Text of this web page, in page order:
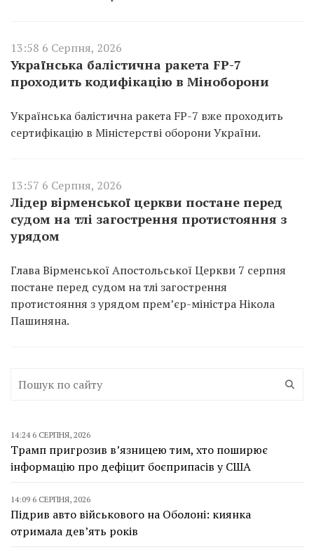
13:58 6 Серпня, 2026
Українська балістична ракета FP-7
проходить кодифікацію в Міноборони
Українська балістична ракета FP-7 вже проходить
сертифікацію в Міністерстві оборони України.
13:57 6 Серпня, 2026
Лідер вірменської церкви постане перед
судом на тлі загострення протистояння з
урядом
Глава Вірменської Апостольської Церкви 7 серпня
постане перед судом на тлі загострення
протистояння з урядом прем’єр-міністра Нікола
Пашиняна.
14:24 6 СЕРПНЯ, 2026
Трамп пригрозив в’язницею тим, хто поширює
інформацію про дефіцит боєприпасів у США
14:09 6 СЕРПНЯ, 2026
Підрив авто військового на Оболоні: киянка
отримала дев’ять років